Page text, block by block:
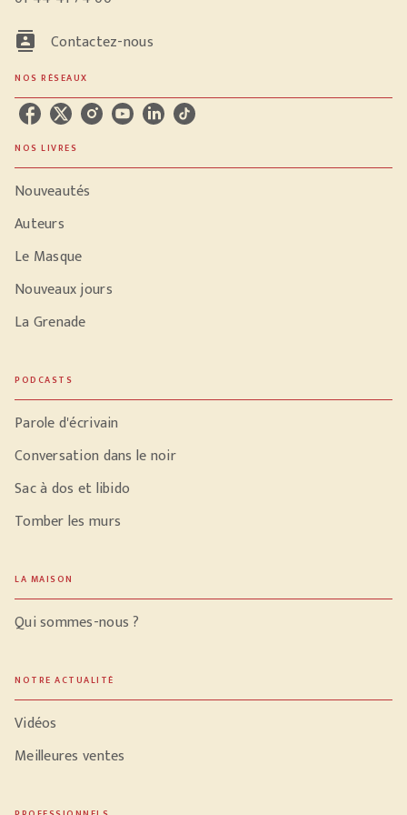
contacts Contactez-nous
NOS RÉSEAUX
NOS LIVRES
Nouveautés
Auteurs
Le Masque
Nouveaux jours
La Grenade
PODCASTS
Parole d'écrivain
Conversation dans le noir
Sac à dos et libido
Tomber les murs
LA MAISON
Qui sommes-nous ?
NOTRE ACTUALITÉ
Vidéos
Meilleures ventes